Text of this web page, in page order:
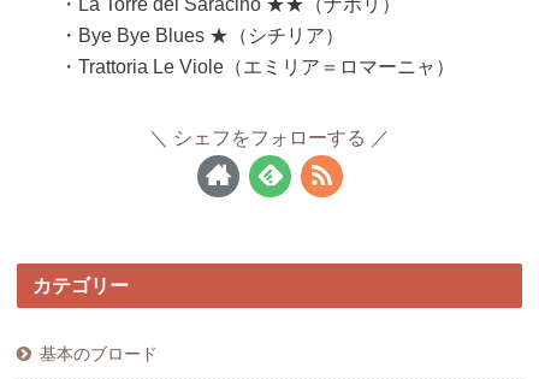
・La Torre del Saracino ★★（ナポリ）
・Bye Bye Blues ★（シチリア）
・Trattoria Le Viole（エミリア＝ロマーニャ）
シェフをフォローする
カテゴリー
基本のブロード